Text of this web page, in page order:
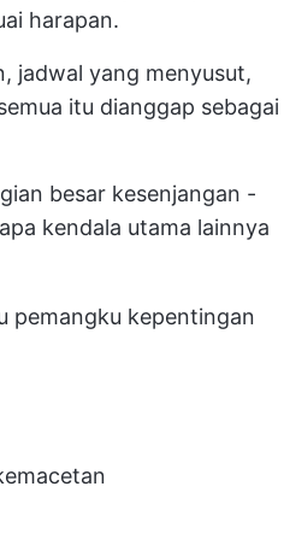
harapan.
jadwal yang menyusut,
itu dianggap sebagai
besar kesenjangan -
kendala utama lainnya
pemangku kepentingan